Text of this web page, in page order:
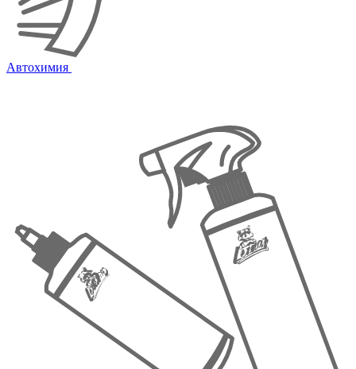
Автохимия